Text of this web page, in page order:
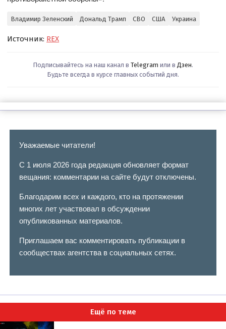
Владимир Зеленский Дональд Трамп СВО США Украина
Источник: REX
Подписывайтесь на наш канал в Telegram или в Дзен.
Будьте всегда в курсе главных событий дня.
Уважаемые читатели!
С 1 июля 2026 года редакция обновляет формат
вещания: комментарии на сайте будут отключены.
Благодарим всех и каждого, кто на протяжении
многих лет участвовал в обсуждении
опубликованных материалов.
Приглашаем вас комментировать публикации в
сообществах агентства в социальных сетях.
Ещё по теме